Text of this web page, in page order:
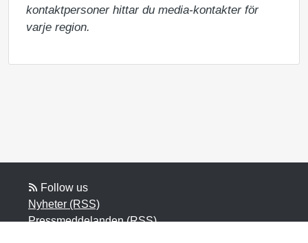
kontaktpersoner hittar du media-kontakter för
varje region.
Follow us
Nyheter (RSS)
Pressmeddelanden (RSS)